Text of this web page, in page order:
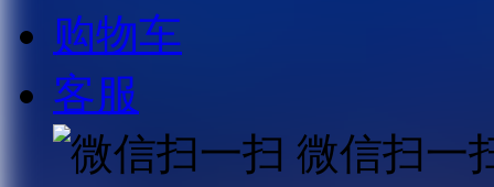
购物车
客服
微信扫一